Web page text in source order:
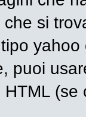
si
puoi
(se